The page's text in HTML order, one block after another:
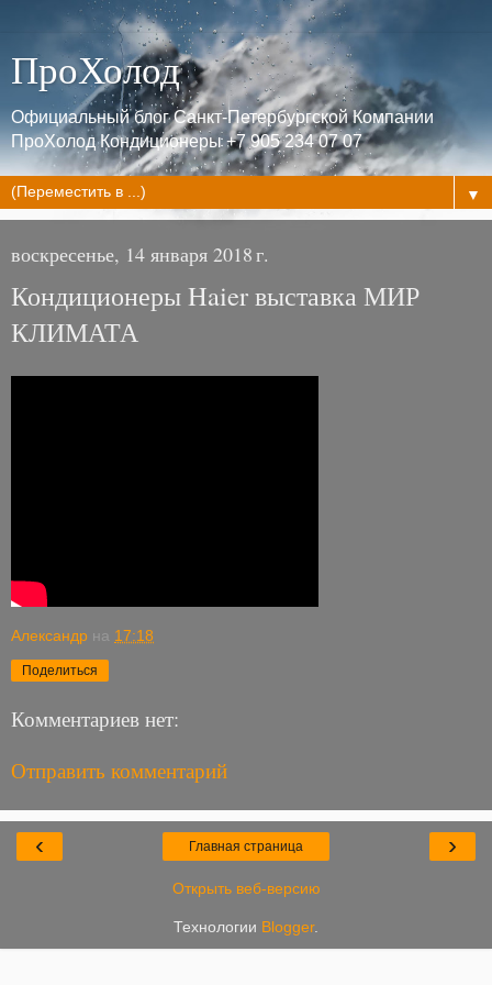
ПроХолод
Официальный блог Санкт-Петербургской Компании
ПроХолод Кондиционеры +7 905 234 07 07
▼
воскресенье, 14 января 2018 г.
Кондиционеры Haier выставка МИР
КЛИМАТА
Александр на 17:18
Поделиться
Комментариев нет:
Отправить комментарий
‹ ›
Главная страница
Открыть веб-версию
Технологии Blogger.